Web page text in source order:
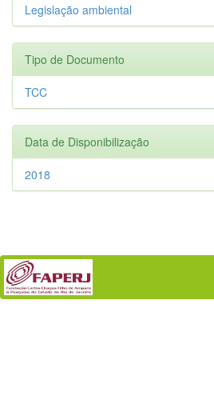
Legislação ambiental
Tipo de Documento
TCC
Data de Disponibilização
2018